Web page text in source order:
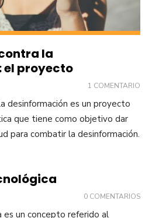
la
el proyecto
1 COMENTARIO
desinformación es un proyecto
que tiene como objetivo dar
para combatir la desinformación.
0 COMENTARIOS
es un concepto referido al